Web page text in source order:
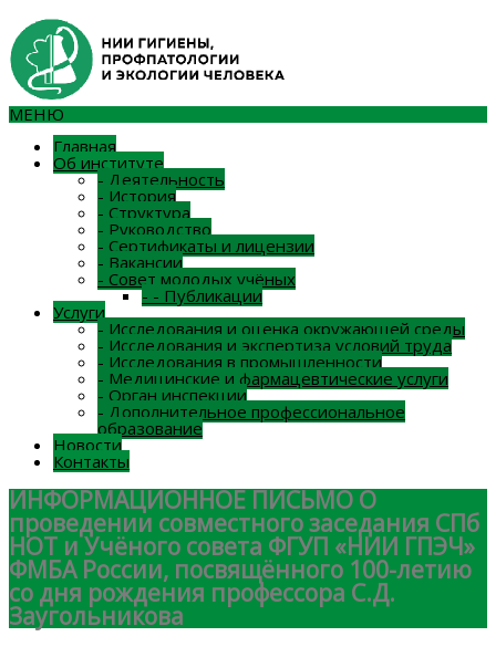
МЕНЮ
Главная
Об институте
- Деятельность
- История
- Структура
- Руководство
- Сертификаты и лицензии
- Вакансии
- Совет молодых учёных
- - Публикации
Услуги
- Исследования и оценка окружающей среды
- Исследования и экспертиза условий труда
- Исследования в промышленности
- Медицинские и фармацевтические услуги
- Орган инспекции
- Дополнительное профессиональное
образование
Новости
Контакты
ИНФОРМАЦИОННОЕ ПИСЬМО О
проведении совместного заседания СПб
НОТ и Учёного совета ФГУП «НИИ ГПЭЧ»
ФМБА России, посвящённого 100-летию
со дня рождения профессора С.Д.
Заугольникова